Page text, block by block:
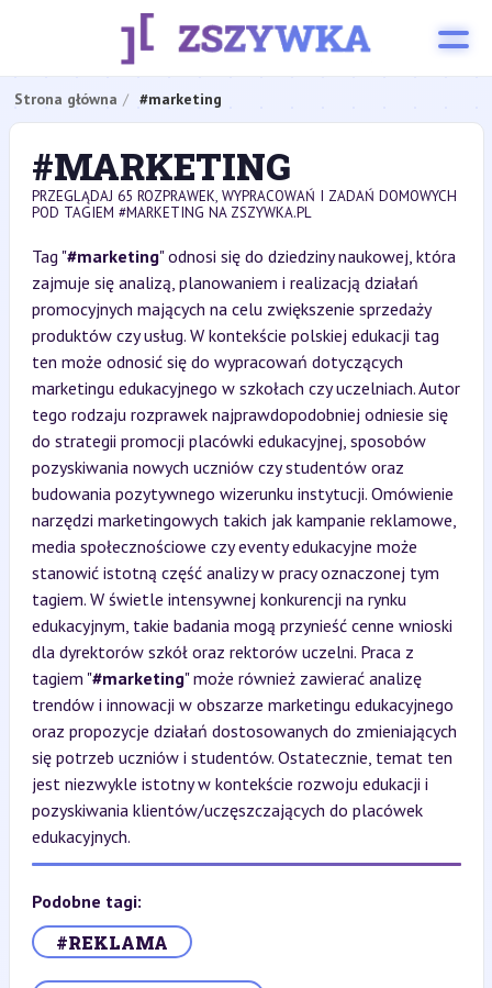
Strona główna #marketing
#MARKETING
PRZEGLĄDAJ 65 ROZPRAWEK, WYPRACOWAŃ I ZADAŃ DOMOWYCH
POD TAGIEM #MARKETING NA ZSZYWKA.PL
Tag "#marketing" odnosi się do dziedziny naukowej, która
zajmuje się analizą, planowaniem i realizacją działań
promocyjnych mających na celu zwiększenie sprzedaży
produktów czy usług. W kontekście polskiej edukacji tag
ten może odnosić się do wypracowań dotyczących
marketingu edukacyjnego w szkołach czy uczelniach. Autor
tego rodzaju rozprawek najprawdopodobniej odniesie się
do strategii promocji placówki edukacyjnej, sposobów
pozyskiwania nowych uczniów czy studentów oraz
budowania pozytywnego wizerunku instytucji. Omówienie
narzędzi marketingowych takich jak kampanie reklamowe,
media społecznościowe czy eventy edukacyjne może
stanowić istotną część analizy w pracy oznaczonej tym
tagiem. W świetle intensywnej konkurencji na rynku
edukacyjnym, takie badania mogą przynieść cenne wnioski
dla dyrektorów szkół oraz rektorów uczelni. Praca z
tagiem "#marketing" może również zawierać analizę
trendów i innowacji w obszarze marketingu edukacyjnego
oraz propozycje działań dostosowanych do zmieniających
się potrzeb uczniów i studentów. Ostatecznie, temat ten
jest niezwykle istotny w kontekście rozwoju edukacji i
pozyskiwania klientów/uczęszczających do placówek
edukacyjnych.
Podobne tagi:
#REKLAMA